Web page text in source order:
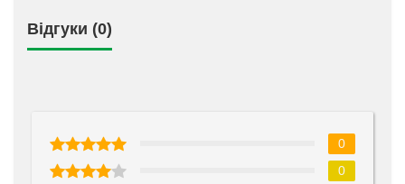
Відгуки (0)
0
0